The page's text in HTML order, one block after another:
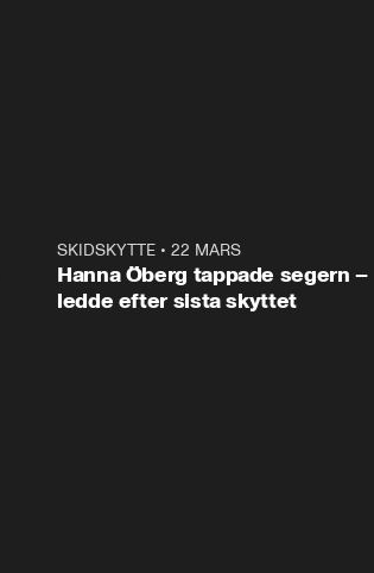
SKIDSKYTTE• 22 MARS
Hanna Öberg tappade segern –
ledde efter sista skyttet